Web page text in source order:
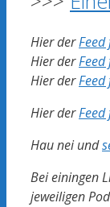
Hier der
Hier der
Hier der
Hier der
Hau nei und
Bei einingen
jeweiligen